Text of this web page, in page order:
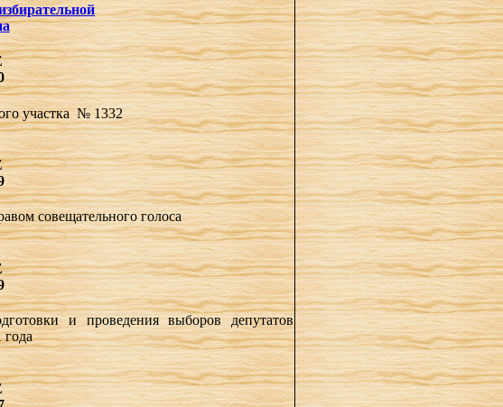
участка № 1332
совещательного голоса
и проведения выборов депутатов
года